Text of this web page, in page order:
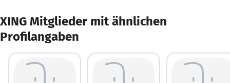
XING Mitglieder mit ähnlichen
Profilangaben